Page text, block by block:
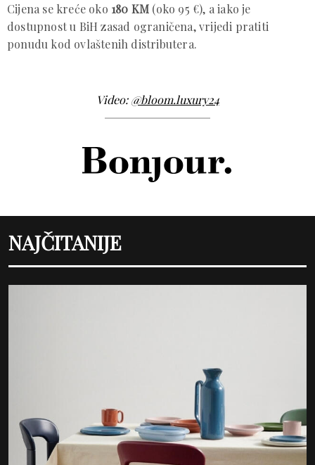
Cijena se kreće oko 180 KM (oko 95 €), a iako je
dostupnost u BiH zasad ograničena, vrijedi pratiti
ponudu kod ovlaštenih distributera.
Video:@bloom.luxury24
NAJČITANIJE